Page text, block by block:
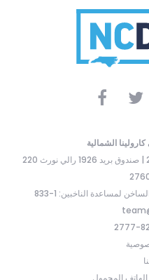
الشمالية
220 شارع هيلزبره رالي، نورث كارولينا 27603 | صندوق بريد 1926 رالي نورث
المحمول